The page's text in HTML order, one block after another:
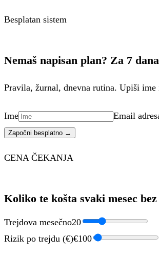
Besplatan sistem
Nemaš napisan plan? Za 7
Pravila, žurnal, dnevna rutina. Upiši ime
Ime Email
Započni besplatno →
CENA ČEKANJA
Koliko te košta svaki mesec bez
Trejdova mesečno20
Rizik po trejdu (€)€100